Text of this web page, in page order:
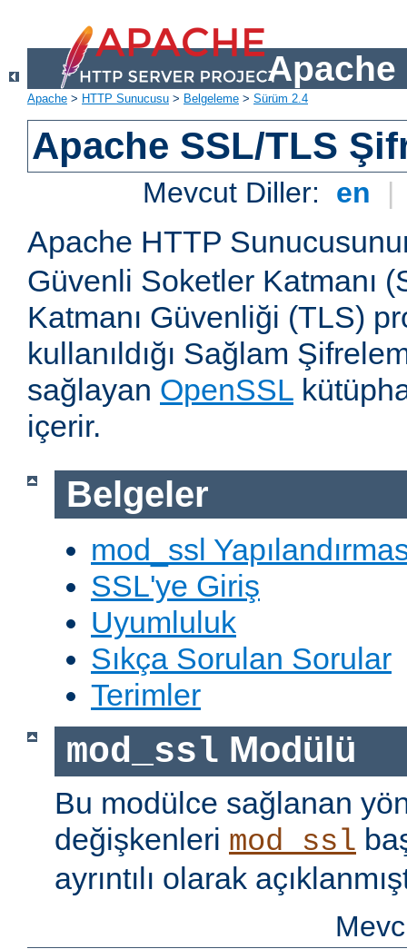
Apache
Apache > HTTP Sunucusu > Belgeleme > Sürüm 2.4
Apache SSL/TLS
Mevcut Diller: en |
Apache HTTP
Güvenli Soketler Katmanı
Katmanı Güvenliği (TLS)
kullanıldığı Sağlam
sağlayan OpenSSL
içerir.
Belgeler
mod_ssl
SSL'ye Giriş
Uyumluluk
Sıkça Sorulan Sorular
Terimler
mod_ssl Modülü
Bu modülce sağlanan
değişkenleri mod_ssl
ayrıntılı olarak